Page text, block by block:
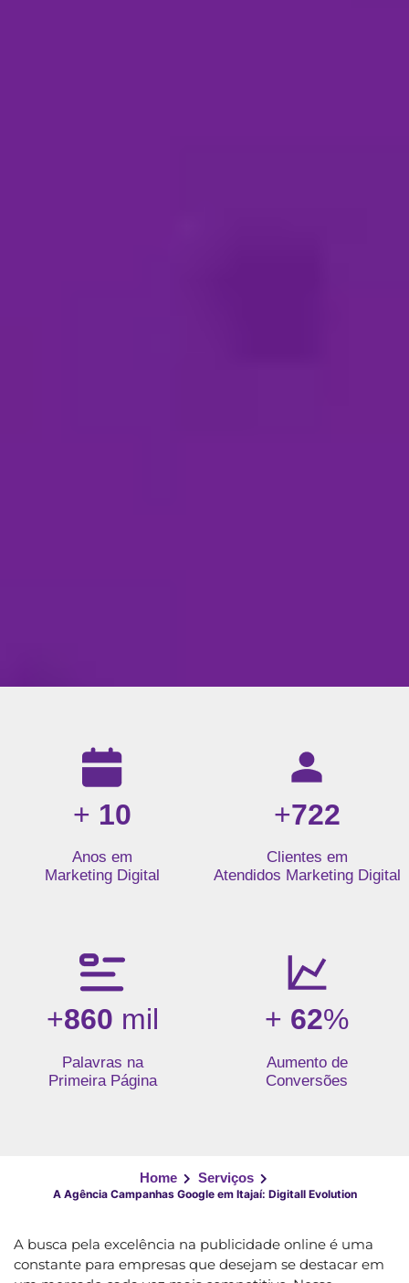
Resultados da nossa agência de marketing digital: mais
+ 10
Anos em
Marketing Digital
+722
Clientes em
Atendidos Marketing Digital
+860 mil
Palavras na
Primeira Página
+ 62%
Aumento de
Conversões
Home Serviços
A Agência Campanhas Google em Itajaí: Digitall Evolution
A busca pela excelência na publicidade online é uma
constante para empresas que desejam se destacar em